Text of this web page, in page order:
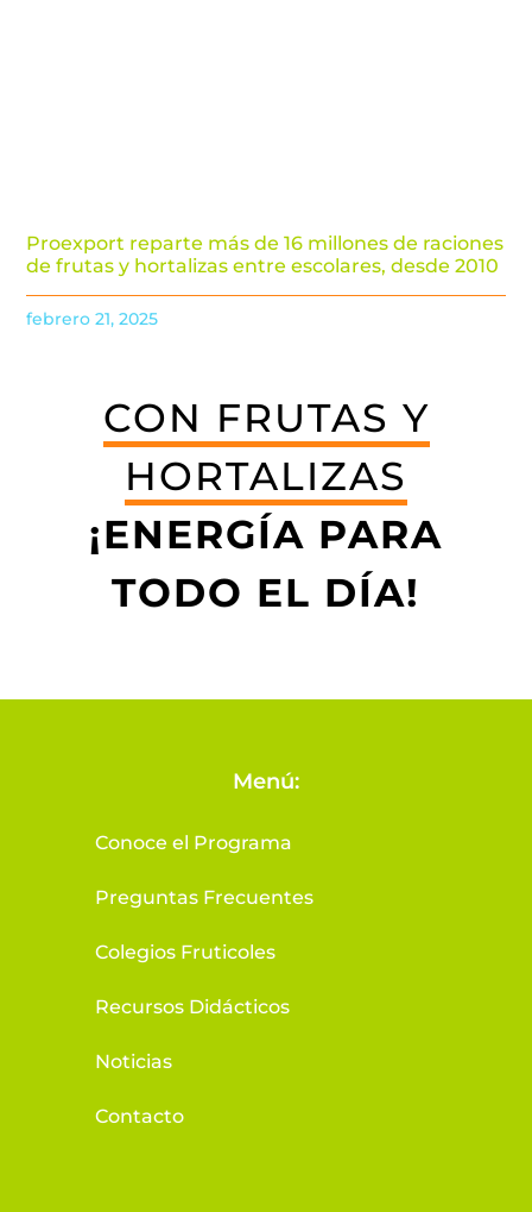
Proexport reparte más de 16 millones de raciones
de frutas y hortalizas entre escolares, desde 2010
febrero 21, 2025
CON FRUTAS Y
HORTALIZAS
¡ENERGÍA PARA
TODO EL DÍA!
Menú:
Conoce el Programa
Preguntas Frecuentes
Colegios Fruticoles
Recursos Didácticos
Noticias
Contacto